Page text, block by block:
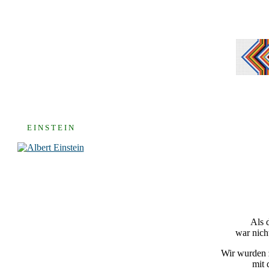
E I N S T E I N
Als
war
Wir wurden
mit